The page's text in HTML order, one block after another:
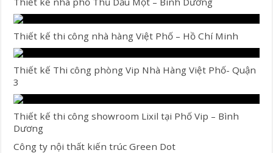
Thiết kế thi công nhà hàng Việt Phố – Hồ Chí Minh
Thiết kế Thi công phòng Vip Nhà Hàng Việt Phố- Quận
3
Thiết kế thi công showroom Lixil tại Phố Vip – Bình
Dương
Công ty nội thất kiến trúc Green Dot